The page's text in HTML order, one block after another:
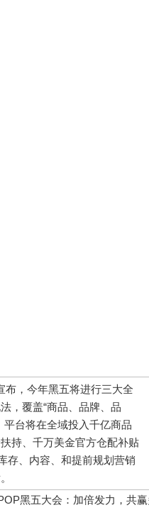
，今年黑五将进行三大全
，覆盖“商品、品牌、品
平台将在全域投入千亿商品
持、千万美金官方仓配补贴
存、内容、和提前规划营销